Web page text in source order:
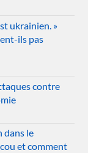
ukrainien. »
ils pas
contre
dans le
et comment